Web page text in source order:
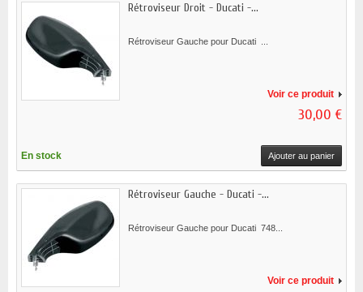
Rétroviseur Droit - Ducati -...
Rétroviseur Gauche pour Ducati ...
Voir ce produit
30,00 €
En stock Ajouter au panier
Rétroviseur Gauche - Ducati -...
Rétroviseur Gauche pour Ducati 748...
Voir ce produit